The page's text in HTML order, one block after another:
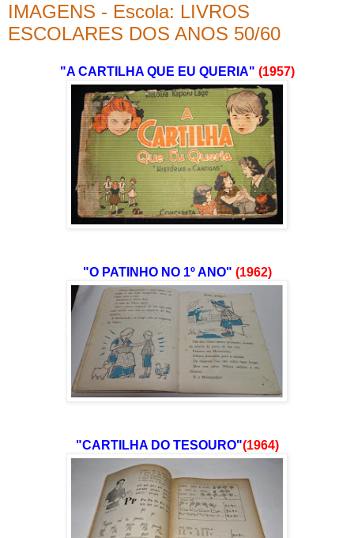
IMAGENS - Escola: LIVROS
ESCOLARES DOS ANOS 50/60
"A CARTILHA QUE EU QUERIA" (1957)
"O PATINHO NO 1º ANO" (1962)
"CARTILHA DO TESOURO"(1964)